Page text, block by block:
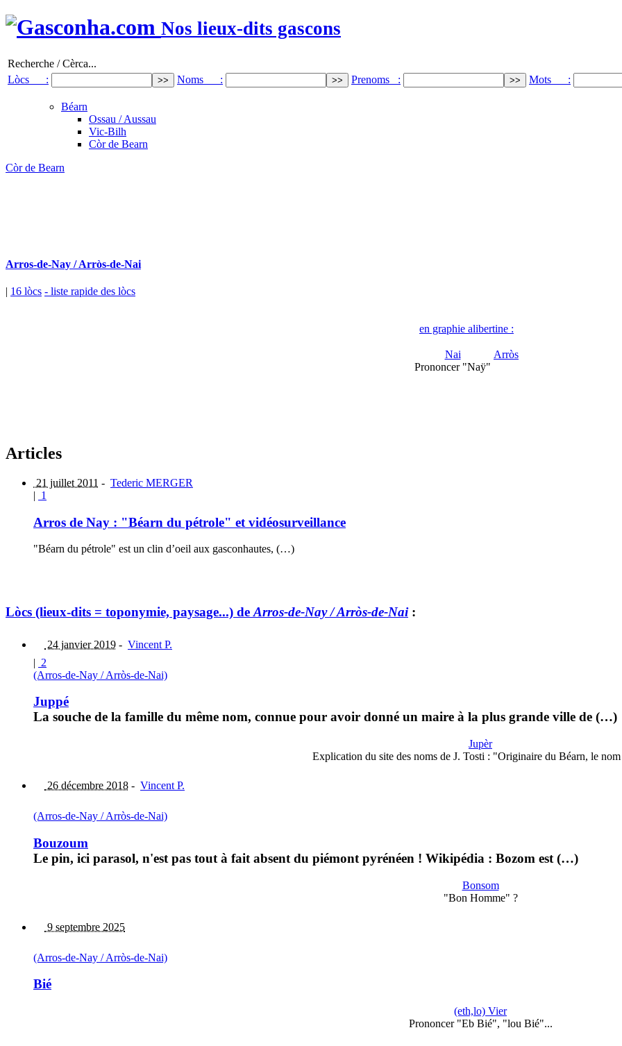
Nos lieux-dits gascons
Recherche / Cèrca...
Lòcs :
Noms : Prenoms : Mots :
Béarn
Ossau / Aussau
Vic-Bilh
Còr de Bearn
Còr de Bearn
Arros-de-Nay / Arròs-de-Nai
| 16 lòcs - liste rapide des lòcs
en graphie alibertine :
Nai
Prononcer "Naÿ"
Arròs
Articles
21 juillet 2011 - Tederic MERGER
| 1
Arros de Nay : "Béarn du pétrole" et vidéosurveillance
"Béarn du pétrole" est un clin d’oeil aux gasconhautes, (…)
Lòcs (lieux-dits = toponymie, paysage...) de Arros-de-Nay / Arròs-de-Nai:
24 janvier 2019 - Vincent P.
| 2
(Arros-de-Nay / Arròs-de-Nai)
Juppé
La souche de la famille du même nom, connue pour avoir donné un maire à la plus grande ville de (…)
Jupèr
Explication du site des noms de J. Tosti : "Originaire du Béarn, le
26 décembre 2018 - Vincent P.
(Arros-de-Nay / Arròs-de-Nai)
Bouzoum
Le pin, ici parasol, n'est pas tout à fait absent du piémont pyrénéen ! Wikipédia : Bozom est (…)
Bonsom
"Bon Homme" ?
9 septembre 2025
(Arros-de-Nay / Arròs-de-Nai)
Bié
(eth,lo) Vier
Prononcer "Eb Bié", "lou Bié"...